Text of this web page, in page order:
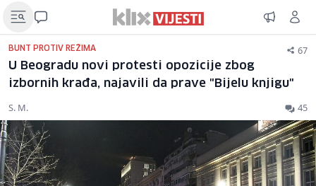
BUNT PROTIV REŽIMA 67
U Beogradu novi protesti opozicije zbog
izbornih krađa, najavili da prave "Bijelu knjigu"
S. M. 45